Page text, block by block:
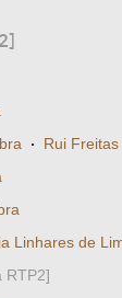
· Rui Freitas
Linhares de
RTP2]